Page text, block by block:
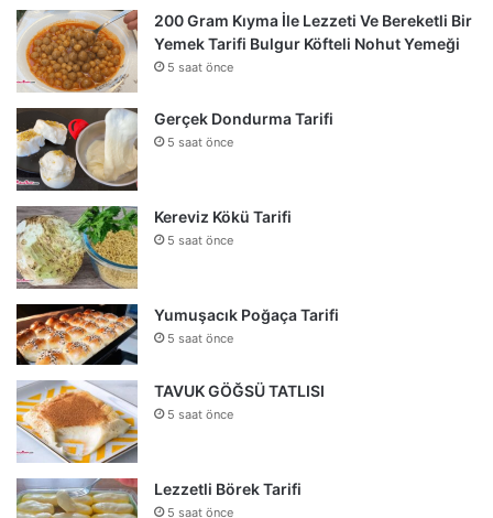
200 Gram Kıyma İle Lezzeti Ve Bereketli Bir
Yemek Tarifi Bulgur Köfteli Nohut Yemeği
5 saat önce
Gerçek Dondurma Tarifi
5 saat önce
Kereviz Kökü Tarifi
5 saat önce
Yumuşacık Poğaça Tarifi
5 saat önce
TAVUK GÖĞSÜ TATLISI
5 saat önce
Lezzetli Börek Tarifi
5 saat önce